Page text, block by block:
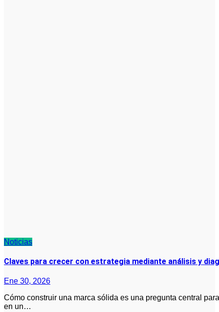
Noticias
Claves para crecer con estrategia mediante análisis y
Ene 30, 2026
Cómo construir una marca sólida es una pregunta central para empresas de moda que buscan posicionarse
en un…